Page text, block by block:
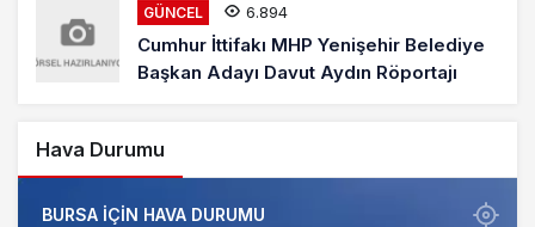
GÜNCEL 6.894
Cumhur İttifakı MHP Yenişehir Belediye
Başkan Adayı Davut Aydın Röportajı
Hava Durumu
BURSA IÇIN HAVA DURUMU